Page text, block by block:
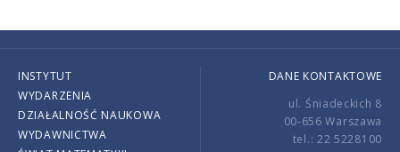
INSTYTUT
WYDARZENIA
DZIAŁALNOŚĆ NAUKOWA
WYDAWNICTWA
DANE KONTAKTOWE
ul. Śniadeckich 8
00-656 Warszawa
tel.: 22 5228100